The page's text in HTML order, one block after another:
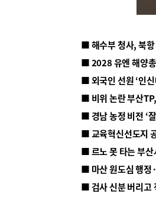
■ 해수부 청사, 북
■ 2028 유엔 해양총
■ 외국인 선원 ‘인
■ 비위 논란 부산
■ 르노 못 타는 부
■ 마산 원도심 행정